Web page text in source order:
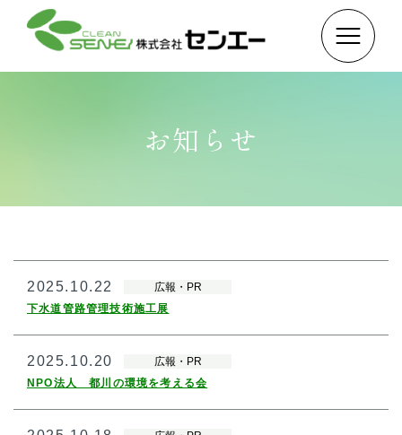
お知らせ
2025.10.22
広報・PR
下水道管路管理技術施工展
2025.10.20
広報・PR
NPO法人 都川の環境を考える会